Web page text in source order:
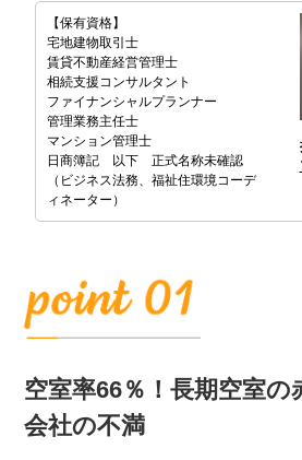
【保有資格】
宅地建物取引士
賃貸不動産経営管理士
相続支援コンサルタント
ファイナンシャルプランナー
管理業務主任士
マンション管理士
日商簿記 以下 正式名称未確認
（ビジネス法務、福祉住環境コーデ
ィネーター）
空室率66％！長期空室の
会社の不満